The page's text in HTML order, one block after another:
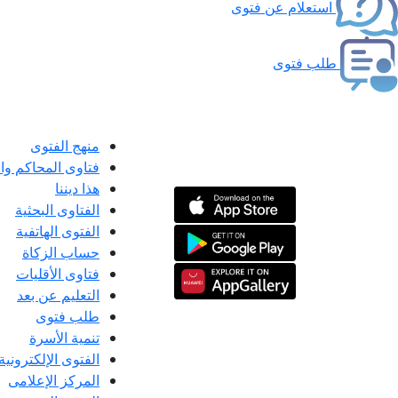
استعلام عن فتوى
طلب فتوى
منهج الفتوى
فتاوى المحاكم
هذا ديننا
الفتاوى البحثية
الفتوى الهاتفية
حساب الزكاة
فتاوى الأقليات
التعليم عن بعد
طلب فتوى
تنمية الأسرة
الفتوى الإلكترونية
المركز الإعلامى